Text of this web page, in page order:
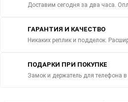
Доставим сегодня за два часа.
ГАРАНТИЯ И КАЧЕСТВО
Никаких реплик и подделок.
ПОДАРКИ ПРИ ПОКУПКЕ
Замок и держатель для телефона в